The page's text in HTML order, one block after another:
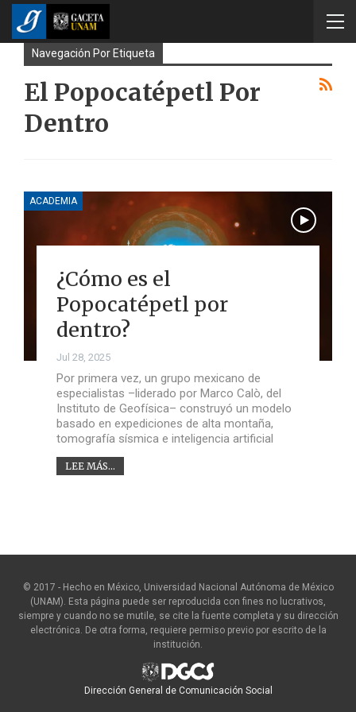
Navegación Por Etiqueta
El Popocatépetl Por
Dentro
ACADEMIA
¿Cómo es el
Popocatépetl por
dentro?
Jul 28, 2025
Por primera vez, un grupo mexicano de
especialistas –liderado por Marco Calò, del
Instituto de Geofísica– construyó un modelo
basado en expediciones de alta montaña,
tomografía sísmica e inteligencia artificial
LEE MÁS...
© 2017 - Hecho en México, Universidad Nacional Autónoma de México
(UNAM). Esta página puede ser reproducida con fines no lucrativos,
siempre y cuando no se mutile, se cite la fuente completa y su dirección
electrónica. De otra forma, requiere permiso previo por escrito de la
institución.
Dirección General de Comunicación Social